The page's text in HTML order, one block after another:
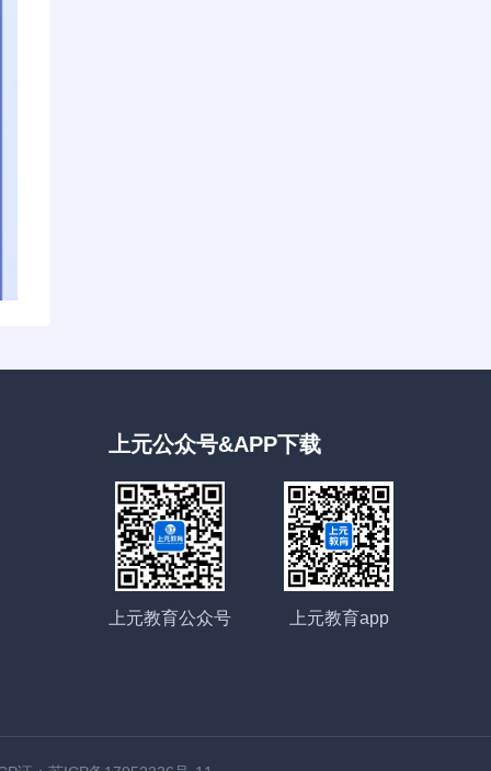
上元公众号&APP下载
上元教育公众号 上元教育app